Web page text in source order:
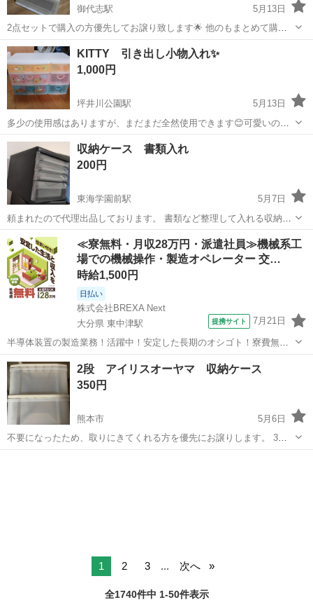
御代志駅
5月13日
2点セットで購入の方優先してお譲り致します🌟 他のもまとめて購入
の方お気持ち お値引きさせて頂きます😌 ※常識のない値引きは対応致
しません。
熊本 菊池市 御代志駅 収納家具 box
KITTY 引き出し小物入れ✨
1,000円
坪井川公園駅
5月13日
多少の使用感はありますが、まだまだ全然使用できます😊可愛いので
すが、引っ越して部屋が狭くなったため手放すことにしました😭
熊本 熊本市 坪井川公園駅 収納家具
収納ケース 書類入れ
200円
東海学園前駅
5月7日
頼まれたので代理出品しております。 書類など整理して入れる収納ケ
ースです。 1つ200円 いくつかあります。 ●引き取りに来ていただける
方
熊本 熊本市 東海学園前駅 収納家具 ケース
≪寮無料・月収28万円・派遣社員≫機械系工
場での機械操作・製造オペレーター 交…
時給1,500円
日払い
株式会社BREXA Next
大分県 東中津駅
提携サイト 7月21日
半導体装置の製造業務！活躍中！安定した長期のオシゴト！寮費無料
★赴任旅費会社負担◎20代～40代の男性活躍中★未経験活躍中！高時
給1,500円！《大分県中津市》 人気の工場のお仕事 ◇半導体装置内部
のシート製造◇ ＊クリー...
大分 中津市 東中津駅
2段 アイリスオーヤマ 収納ケース
350円
熊本市
5月6日
不要になったため、取りにきてくれる方を優先にお譲りします。 3段
でしたが2段にして使用していました。 使用感があるかもしれません
1 2 3 ... 次へ
全1740件中 1-50件表示